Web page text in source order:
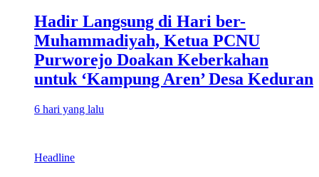
Hadir Langsung di Hari ber-
Muhammadiyah, Ketua PCNU
Purworejo Doakan Keberkahan
untuk ‘Kampung Aren’ Desa Keduran
6 hari yang lalu
Headline